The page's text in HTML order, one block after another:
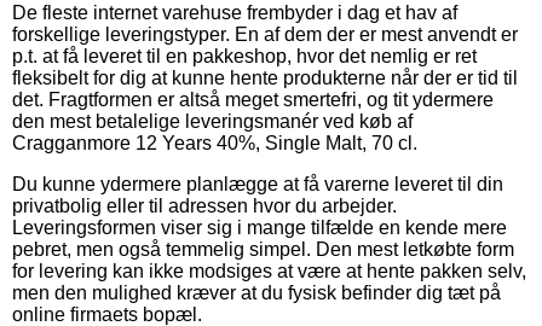
De fleste internet varehuse frembyder i dag et hav af
forskellige leveringstyper. En af dem der er mest anvendt er
p.t. at få leveret til en pakkeshop, hvor det nemlig er ret
fleksibelt for dig at kunne hente produkterne når der er tid til
det. Fragtformen er altså meget smertefri, og tit ydermere
den mest betalelige leveringsmanér ved køb af
Cragganmore 12 Years 40%, Single Malt, 70 cl.
Du kunne ydermere planlægge at få varerne leveret til din
privatbolig eller til adressen hvor du arbejder.
Leveringsformen viser sig i mange tilfælde en kende mere
pebret, men også temmelig simpel. Den mest letkøbte form
for levering kan ikke modsiges at være at hente pakken selv,
men den mulighed kræver at du fysisk befinder dig tæt på
online firmaets bopæl.